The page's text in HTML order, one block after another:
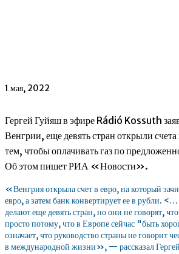
1 мая, 2022
Гергей Гуйяш в эфире Rádió Kossuth
Венгрии, еще девять стран открыли
тем, чтобы оплачивать газ по
Об этом пишет РИА «Новости».
«Венгрия открыла счет в евро, на который
евро, а затем банк конвертирует ее в рубли.
делают еще девять стран, но они не говорят,
просто потому, что в Европе сейчас "быть
означает, что руководство страны не говорит
в международной жизни», — рассказал